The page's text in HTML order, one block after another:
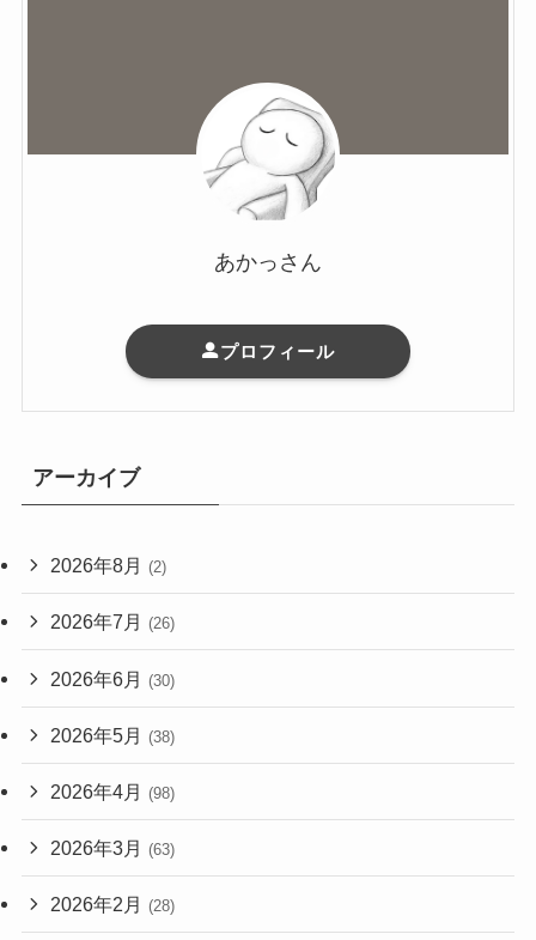
あかっさん
プロフィール
アーカイブ
2026年8月 (2)
2026年7月 (26)
2026年6月 (30)
2026年5月 (38)
2026年4月 (98)
2026年3月 (63)
2026年2月 (28)